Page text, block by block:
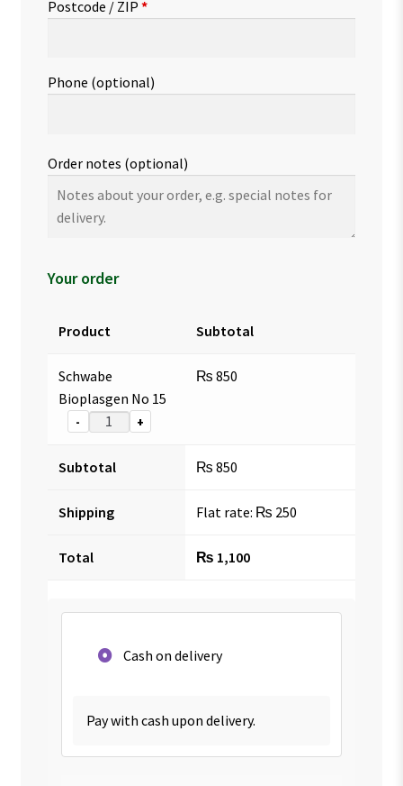
Postcode / ZIP *
Phone (optional)
Order notes (optional)
Your order
Product Subtotal
Schwabe
Bioplasgen No 15
- +
₨ 850
Subtotal ₨ 850
Shipping Flat rate: ₨ 250
Total ₨ 1,100
Cash on delivery
Pay with cash upon delivery.